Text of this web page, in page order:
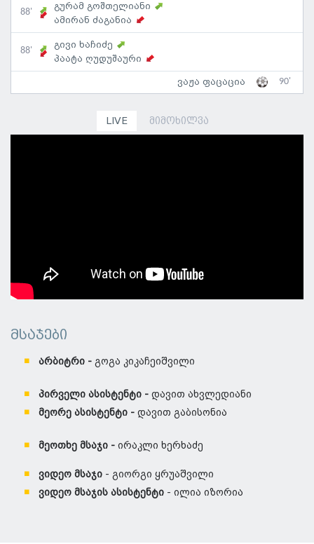
88'
გურამ გოშთელიანი
ამირან ძაგანია
88'
გივი ხაჩიძე
პაატა ღუდუშაური
ვაჟა ფაცაცია 90'
LIVE მიმოხილვა
მსაჯები
არბიტრი - გოგა კიკაჩეიშვილი
პირველი ასისტენტი - დავით ახვლედიანი
მეორე ასისტენტი - დავით გაბისონია
მეოთხე მსაჯი - ირაკლი ხერხაძე
ვიდეო მსაჯი - გიორგი ყრუაშვილი
ვიდეო მსაჯის ასისტენტი - ილია იზორია